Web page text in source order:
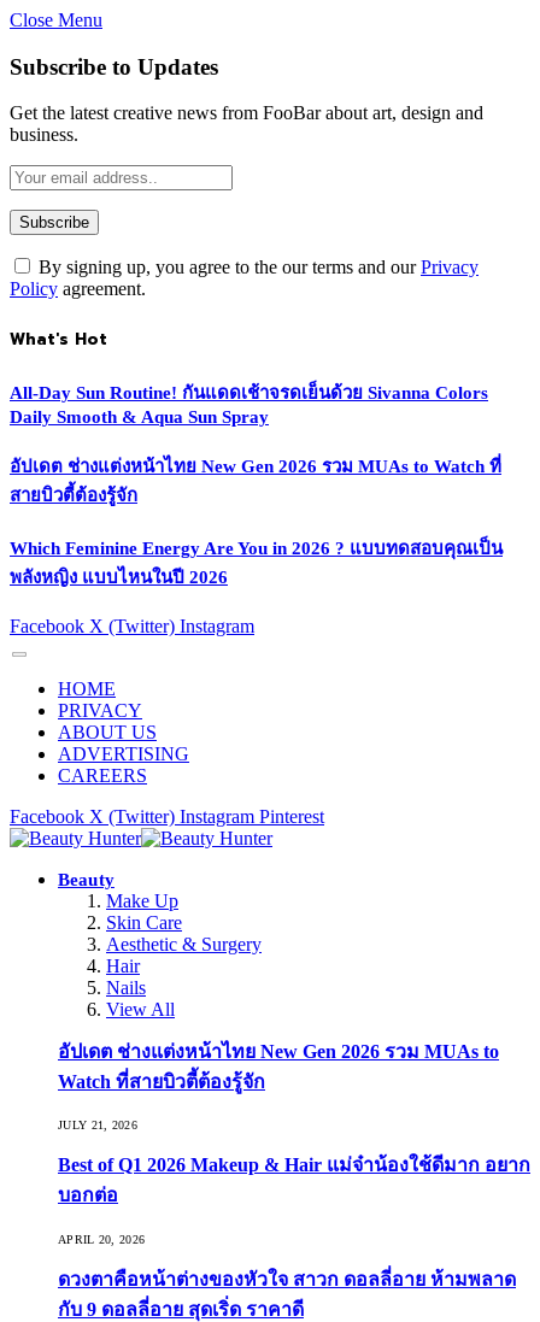
Close Menu
Subscribe to Updates
Get the latest creative news from FooBar about art, design and
business.
By signing up, you agree to the our terms and ourPrivacy
Policy agreement.
What's Hot
All-Day Sun Routine! กันแดดเช้าจรดเย็นด้วย Sivanna Colors
Daily Smooth & Aqua Sun Spray
อัปเดต ช่างแต่งหน้าไทย New Gen 2026 รวม MUAs to Watch ที่
สายบิวตี้ต้องรู้จัก
Which Feminine Energy Are You in 2026 ? แบบทดสอบคุณเป็น
พลังหญิง แบบไหนในปี 2026
Facebook X (Twitter) Instagram
HOME
PRIVACY
ABOUT US
ADVERTISING
CAREERS
Facebook X (Twitter) Instagram Pinterest
Beauty
Make Up
Skin Care
Aesthetic & Surgery
Hair
Nails
View All
อัปเดต ช่างแต่งหน้าไทย New Gen 2026 รวม MUAs to
Watch ที่สายบิวตี้ต้องรู้จัก
JULY 21, 2026
Best of Q1 2026 Makeup & Hair แม่จ๋าน้องใช้ดีมาก อยาก
บอกต่อ
APRIL 20, 2026
ดวงตาคือหน้าต่างของหัวใจ สาวก ดอลลี่อาย ห้ามพลาด
กับ 9 ดอลลี่อาย สุดเริ่ด ราคาดี